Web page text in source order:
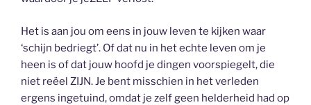
Het is aan jou om eens in jouw leven te kijken waar
‘schijn bedriegt’. Of dat nu in het echte leven om je
heen is of dat jouw hoofd je dingen voorspiegelt, die
niet reëel ZIJN. Je bent misschien in het verleden
ergens ingetuind, omdat je zelf geen helderheid had op